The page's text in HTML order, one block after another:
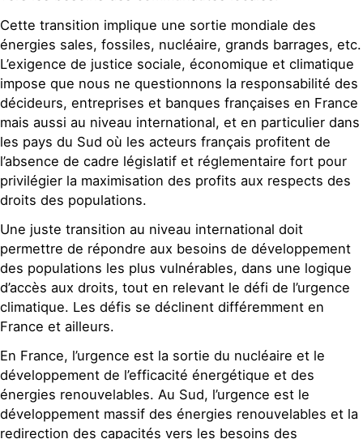
Cette transition implique une sortie mondiale des
énergies sales, fossiles, nucléaire, grands barrages, etc.
L’exigence de justice sociale, économique et climatique
impose que nous ne questionnons la responsabilité des
décideurs, entreprises et banques françaises en France
mais aussi au niveau international, et en particulier dans
les pays du Sud où les acteurs français profitent de
l’absence de cadre législatif et réglementaire fort pour
privilégier la maximisation des profits aux respects des
droits des populations.
Une juste transition au niveau international doit
permettre de répondre aux besoins de développement
des populations les plus vulnérables, dans une logique
d’accès aux droits, tout en relevant le défi de l’urgence
climatique. Les défis se déclinent différemment en
France et ailleurs.
En France, l’urgence est la sortie du nucléaire et le
développement de l’efficacité énergétique et des
énergies renouvelables. Au Sud, l’urgence est le
développement massif des énergies renouvelables et la
redirection des capacités vers les besoins des